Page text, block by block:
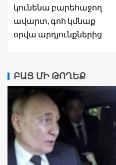
կունենա բարեհաջող
ավարտ, գոհ կմնաք
օրվա արդյունքներից
ԲԱՑ ՄԻ ԹՈՂԵՔ